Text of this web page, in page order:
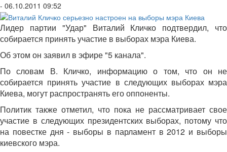
- 06.10.2011 09:52
Лидер партии "Удар" Виталий Кличко подтвердил, что
собирается принять участие в выборах мэра Киева.
Об этом он заявил в эфире "5 канала".
По словам В. Кличко, информацию о том, что он не
собирается принять участие в следующих выборах мэра
Киева, могут распространять его оппоненты.
Политик также отметил, что пока не рассматривает свое
участие в следующих президентских выборах, потому что
на повестке дня - выборы в парламент в 2012 и выборы
киевского мэра.